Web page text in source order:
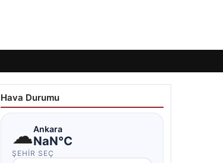
Hava Durumu
☁Ankara
NaN°C
ŞEHIR SEÇ